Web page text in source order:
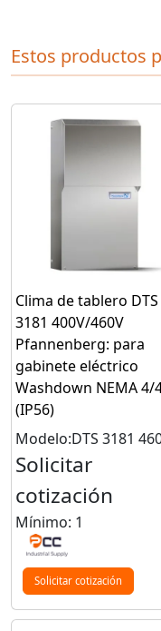
Estos productos
Clima de tablero DTS
3181 400V/460V
Pfannenberg: para
gabinete eléctrico
Washdown NEMA 4/
(IP56)
Modelo:DTS 3181
Solicitar
cotización
Mínimo: 1
Solicitar cotización